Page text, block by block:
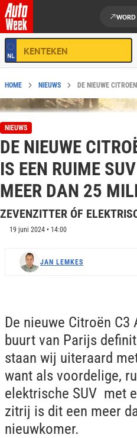
Ga naar de inhoud
HOME NIEUWS
NIEUWS
DE NIEUWE
IS EEN RUIME
MEER DAN 25
ZEVENZITTER ÓF
19 juni 2024 • 14:00
JAN LEMKES
De nieuwe Citroën
buurt van Parijs
staan wij uiteraard
want als voordelige,
elektrische SUV met
zitrij is dit een meer
nieuwkomer.